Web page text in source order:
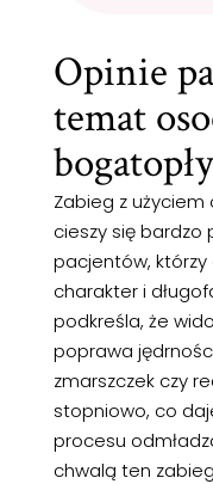
Opinie
temat
Zabieg z
cieszy się bardzo
pacjentów,
charakter i
podkreśla, że
poprawa
zmarszczek czy
stopniowo, co
procesu
chwalą ten